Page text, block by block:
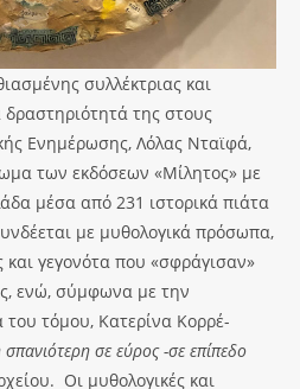
συλλέκτριας και
της στους
Ενημέρωσης, Λόλας Νταϊφά,
των εκδόσεων «Μίλητος» με
μέσα από 231 ιστορικά πιάτα
με μυθολογικά πρόσωπα,
και γεγονότα που «σφράγισαν»
ενώ, σύμφωνα με την
του τόμου, Κατερίνα Κορρέ-
σπανιότερη σε εύρος -σε επίπεδο
Οι μυθολογικές και